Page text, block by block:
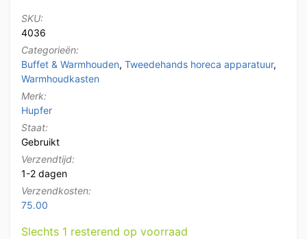
SKU:
4036
Categorieën:
Buffet & Warmhouden, Tweedehands horeca apparatuur,
Warmhoudkasten
Merk:
Hupfer
Staat:
Gebruikt
Verzendtijd:
1-2 dagen
Verzendkosten:
75.00
Slechts 1 resterend op voorraad